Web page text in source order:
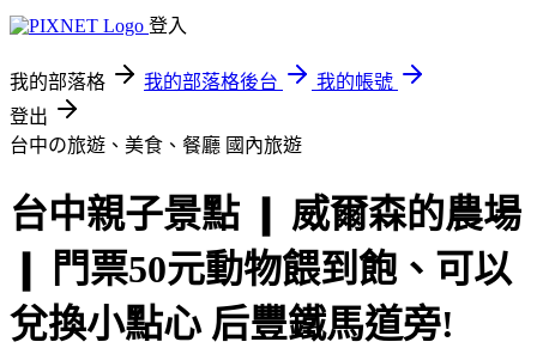
登入
我的部落格 我的部落格後台
我的帳號
登出
台中の旅遊、美食、餐廳 國內旅遊
台中親子景點 ❙ 威爾森的農場
❙ 門票50元動物餵到飽、可以
兌換小點心 后豐鐵馬道旁!